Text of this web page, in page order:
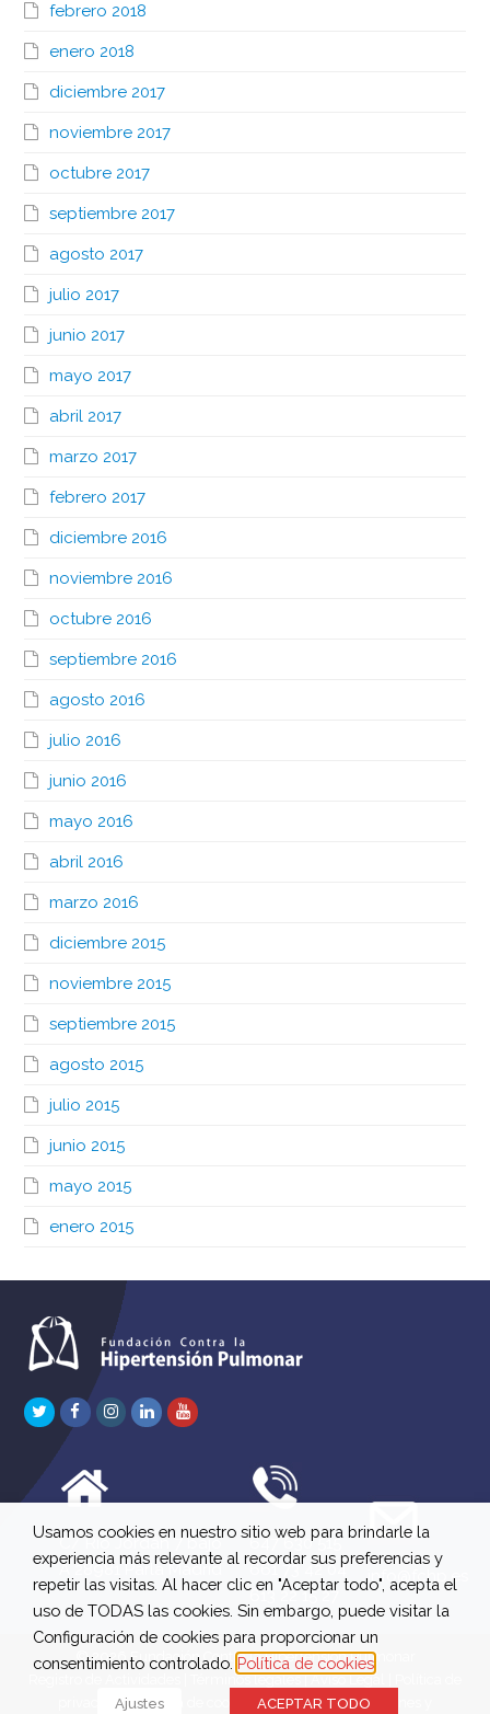
febrero 2018
enero 2018
diciembre 2017
noviembre 2017
octubre 2017
septiembre 2017
agosto 2017
julio 2017
junio 2017
mayo 2017
abril 2017
marzo 2017
febrero 2017
diciembre 2016
noviembre 2016
octubre 2016
septiembre 2016
agosto 2016
julio 2016
junio 2016
mayo 2016
abril 2016
marzo 2016
diciembre 2015
noviembre 2015
septiembre 2015
agosto 2015
julio 2015
junio 2015
mayo 2015
enero 2015
TwitterFacebook
Instagram
LinkedInYoutube
C/ Río Jordán 7 bajo
A 28981 Parla Madrid
647 630 515
661 73 42 04
613 22 15 27
info@fchp.es
© 2026 Fundación Contra la Hipertensión Pulmonar
Términos legales|Aviso Legal
privacidad|Política de cookies |Política de devoluciones y
Usamos cookies en nuestro sitio web para brindarle la
experiencia más relevante al recordar sus preferencias y
repetir las visitas. Al hacer clic en "Aceptar todo", acepta el
uso de TODAS las cookies. Sin embargo, puede visitar la
Configuración de cookies para proporcionar un
consentimiento controlado. Política de cookies
Ajustes ACEPTAR TODO